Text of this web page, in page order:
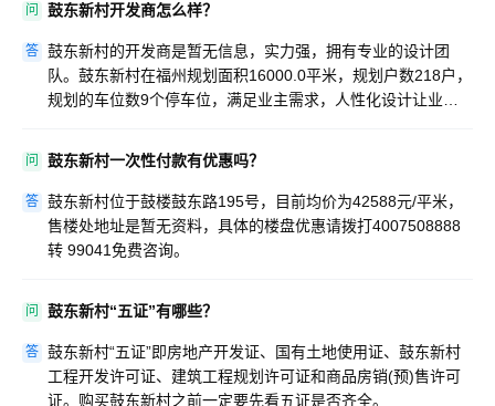
问 鼓东新村开发商怎么样？
答 鼓东新村的开发商是暂无信息，实力强，拥有专业的设计团
队。鼓东新村在福州规划面积16000.0平米，规划户数218户，
规划的车位数9个停车位，满足业主需求，人性化设计让业主
问 鼓东新村一次性付款有优惠吗？
答 鼓东新村位于鼓楼鼓东路195号，目前均价为42588元/平米，
售楼处地址是暂无资料，具体的楼盘优惠请拨打4007508888
转 99041免费咨询。
问 鼓东新村“五证”有哪些？
答 鼓东新村“五证”即房地产开发证、国有土地使用证、鼓东新村
工程开发许可证、建筑工程规划许可证和商品房销(预)售许可
证。购买鼓东新村之前一定要先看五证是否齐全。